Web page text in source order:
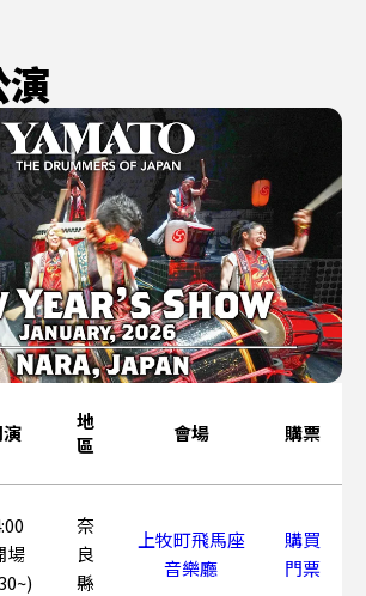
地
區
會場 購票
場
奈
良
縣
上牧町飛馬座
音樂廳
購買
門票